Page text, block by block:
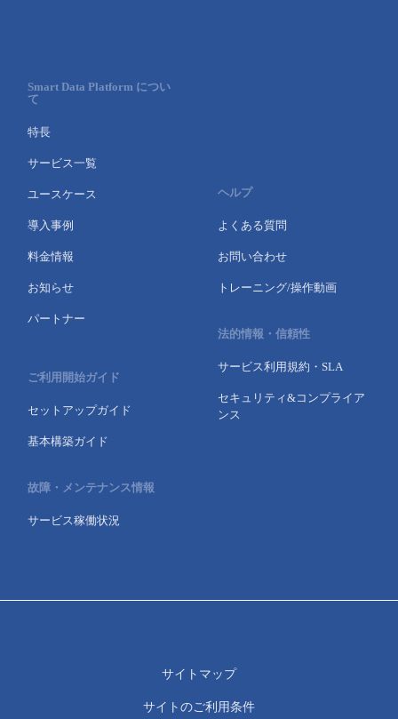
Smart Data Platform につい
て
特長
サービス一覧
ユースケース
導入事例
料金情報
お知らせ
パートナー
ご利用開始ガイド
セットアップガイド
基本構築ガイド
故障・メンテナンス情報
サービス稼働状況
ヘルプ
よくある質問
お問い合わせ
トレーニング/操作動画
法的情報・信頼性
サービス利用規約・SLA
セキュリティ&コンプライア
ンス
サイトマップ
サイトのご利用条件